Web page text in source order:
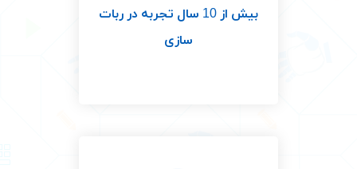
بیش از 10 سال تجربه در ربات
سازی